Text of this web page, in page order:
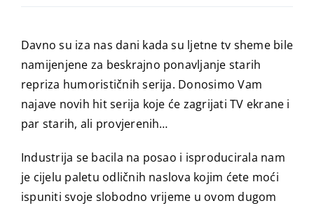
Out & About
Davno su iza nas dani kada su ljetne tv sheme bile
namijenjene za beskrajno ponavljanje starih
repriza humorističnih serija. Donosimo Vam
najave novih hit serija koje će zagrijati TV ekrane i
par starih, ali provjerenih…
Industrija se bacila na posao i isproducirala nam
je cijelu paletu odličnih naslova kojim ćete moći
ispuniti svoje slobodno vrijeme u ovom dugom